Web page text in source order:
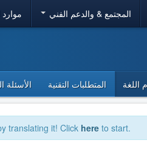
المجتمع & والدعم الفني
اللغة المتطلبات التقنية الأسئلة
translating it! Click here to start.